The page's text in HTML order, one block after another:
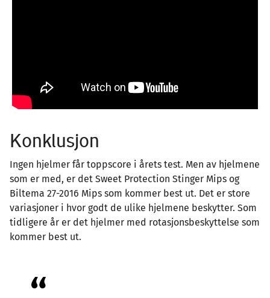
Konklusjon
Ingen hjelmer får toppscore i årets test. Men av hjelmene
som er med, er det Sweet Protection Stinger Mips og
Biltema 27-2016 Mips som kommer best ut. Det er store
variasjoner i hvor godt de ulike hjelmene beskytter. Som
tidligere år er det hjelmer med rotasjonsbeskyttelse som
kommer best ut.